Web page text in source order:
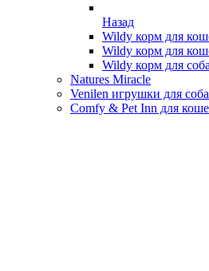
Назад
Wildy корм для
Wildy корм для
Wildy корм для
Natures Miracle
Venilen игрушки для
Comfy & Pet Inn для